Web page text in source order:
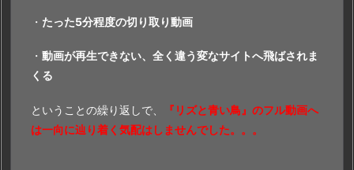
・ たった5分程度の切り取り動画
・ 動画が再生できない、全く違う変なサイトへ飛ばされま
くる
ということの繰り返しで、
『リズと青い鳥』のフル動画へ
は一向に辿り着く気配はしませんでした。。。